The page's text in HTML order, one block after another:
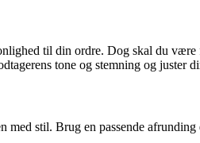
til din ordre. Dog skal du
tone og stemning og juster
stil. Brug en passende